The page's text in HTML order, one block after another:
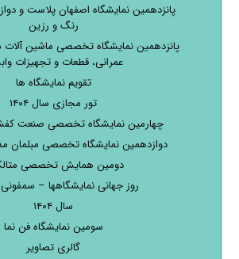
پانزدهمین نمایشگاه اصفهان پلاست و
رنگ و رزین
پانزدهمین نمایشگاه تخصصی ماشین آلات
عمرانی، قطعات و تجهیزات
تقویم نمایشگاه ها
تور مجازی سال ۱۴۰۴
چهارمین نمایشگاه تخصصی صنعت
دوازدهمین نمایشگاه تخصصی مبلمان
دومین همایش تخصصی
روز جهانی نمایشگاهها –
سال ۱۴۰۴
سومین نمایشگاه فن نما
گالری تصاویر